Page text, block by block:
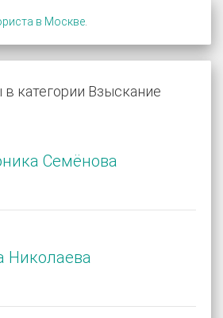
в Москве.
категории Взыскание
Семёнова
Николаева